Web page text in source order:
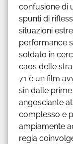
confusione di
spunti di
situazioni
performance
soldato in
caos delle
71 è un film
sin dalle
angosciante
complesso e
ampiamente
regia